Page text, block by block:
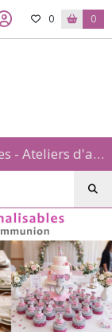
0 0
Cadeaux faits main et personnalisables - Ateliers d'art créatif: aquarelle et porcelaine froide